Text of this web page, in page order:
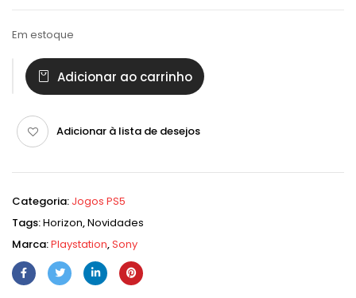
Em estoque
Adicionar ao carrinho
Adicionar à lista de desejos
Categoria: Jogos PS5
Tags:Horizon,Novidades
Marca:Playstation,Sony